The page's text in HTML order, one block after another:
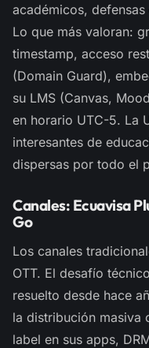
académicos,
Lo que más valoran:
timestamp, acceso
(Domain Guard),
su LMS (Canvas,
en horario UTC-5. La
interesantes de
dispersas por todo el
Canales: Ecuavisa
Go
Los canales
OTT. El desafío
resuelto desde hace
la distribución masiva
label en sus apps,